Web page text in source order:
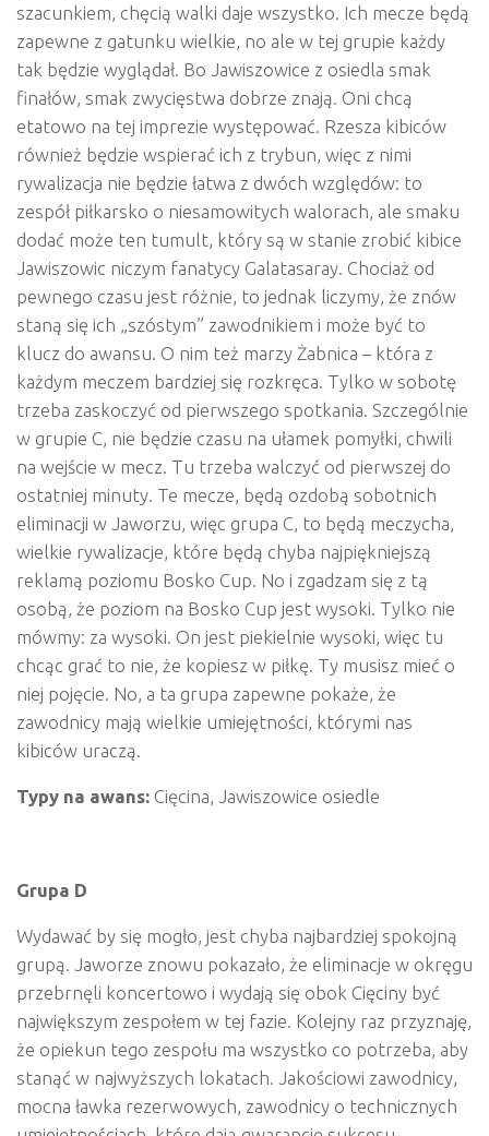
szacunkiem, chęcią walki daje wszystko. Ich mecze będą
zapewne z gatunku wielkie, no ale w tej grupie każdy
tak będzie wyglądał. Bo Jawiszowice z osiedla smak
finałów, smak zwycięstwa dobrze znają. Oni chcą
etatowo na tej imprezie występować. Rzesza kibiców
również będzie wspierać ich z trybun, więc z nimi
rywalizacja nie będzie łatwa z dwóch względów: to
zespół piłkarsko o niesamowitych walorach, ale smaku
dodać może ten tumult, który są w stanie zrobić kibice
Jawiszowic niczym fanatycy Galatasaray. Chociaż od
pewnego czasu jest różnie, to jednak liczymy, że znów
staną się ich „szóstym” zawodnikiem i może być to
klucz do awansu. O nim też marzy Żabnica – która z
każdym meczem bardziej się rozkręca. Tylko w sobotę
trzeba zaskoczyć od pierwszego spotkania. Szczególnie
w grupie C, nie będzie czasu na ułamek pomyłki, chwili
na wejście w mecz. Tu trzeba walczyć od pierwszej do
ostatniej minuty. Te mecze, będą ozdobą sobotnich
eliminacji w Jaworzu, więc grupa C, to będą meczycha,
wielkie rywalizacje, które będą chyba najpiękniejszą
reklamą poziomu Bosko Cup. No i zgadzam się z tą
osobą, że poziom na Bosko Cup jest wysoki. Tylko nie
mówmy: za wysoki. On jest piekielnie wysoki, więc tu
chcąc grać to nie, że kopiesz w piłkę. Ty musisz mieć o
niej pojęcie. No, a ta grupa zapewne pokaże, że
zawodnicy mają wielkie umiejętności, którymi nas
kibiców uraczą.
Typy na awans: Cięcina, Jawiszowice osiedle
Grupa D
Wydawać by się mogło, jest chyba najbardziej spokojną
grupą. Jaworze znowu pokazało, że eliminacje w okręgu
przebrnęli koncertowo i wydają się obok Cięciny być
największym zespołem w tej fazie. Kolejny raz przyznaję,
że opiekun tego zespołu ma wszystko co potrzeba, aby
stanąć w najwyższych lokatach. Jakościowi zawodnicy,
mocna ławka rezerwowych, zawodnicy o technicznych